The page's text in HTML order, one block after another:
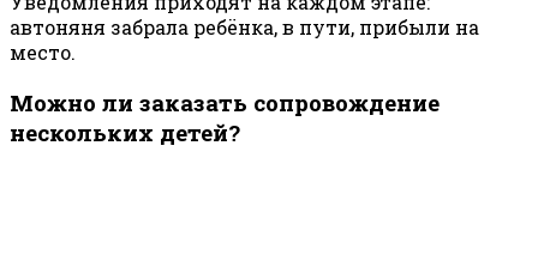
автоняня забрала ребёнка, в пути, прибыли на
место.
Можно ли заказать сопровождение
нескольких детей?